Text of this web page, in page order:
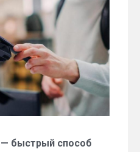
быстрый способ